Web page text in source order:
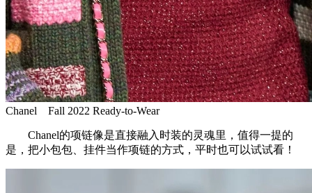
Chanel Fall 2022 Ready-to-Wear
Chanel的项链像是直接融入时装的灵魂里，值得一提的
是，把小包包、挂件当作项链的方式，平时也可以试试看！